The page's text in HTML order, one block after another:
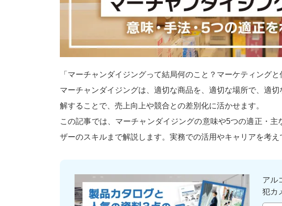
「マーチャンダイジングって結局何のこと？マーケティング
マーチャンダイジングは、適切な商品を、適切な場所で、適
解することで、売上向上や競合との差別化に活かせます。
この記事では、マーチャンダイジングの意味や5つの適正・
ザーのスキルまで解説します。実務での活用やキャリアを考え
アル
犯カ